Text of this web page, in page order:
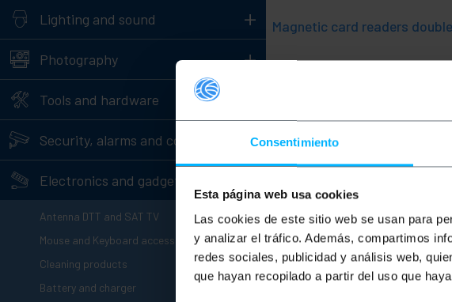
Consentimiento
Esta página web usa cookies
Las cookies de este sitio web se usan para
y analizar el tráfico. Además, compartimos
redes sociales, publicidad y análisis web,
que hayan recopilado a partir del uso que
Lighting and sound +
Photography +
Tools and hardware
Security, alarms and control +
Electronics and gadgets
Antenna DTT and SAT TV +
Mouse and Keyboard accessories +
Cleaning products +
Battery and charger +
Magnetic card readers